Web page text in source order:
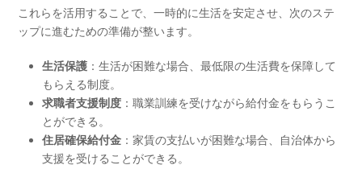
これらを活用することで、一時的に生活を安定させ、次のステ
ップに進むための準備が整います。
生活保護 ：生活が困難な場合、最低限の生活費を保障して
もらえる制度。
求職者支援制度 ：職業訓練を受けながら給付金をもらうこ
とができる。
住居確保給付金 ：家賃の支払いが困難な場合、自治体から
支援を受けることができる。